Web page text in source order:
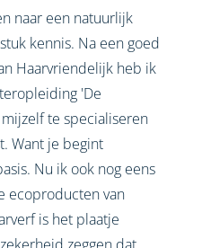
naar een natuurlijk
kennis. Na een goed
Haarvriendelijk heb ik
'De
te specialiseren
Want je begint
Nu ik ook nog eens
ecoproducten van
is het plaatje